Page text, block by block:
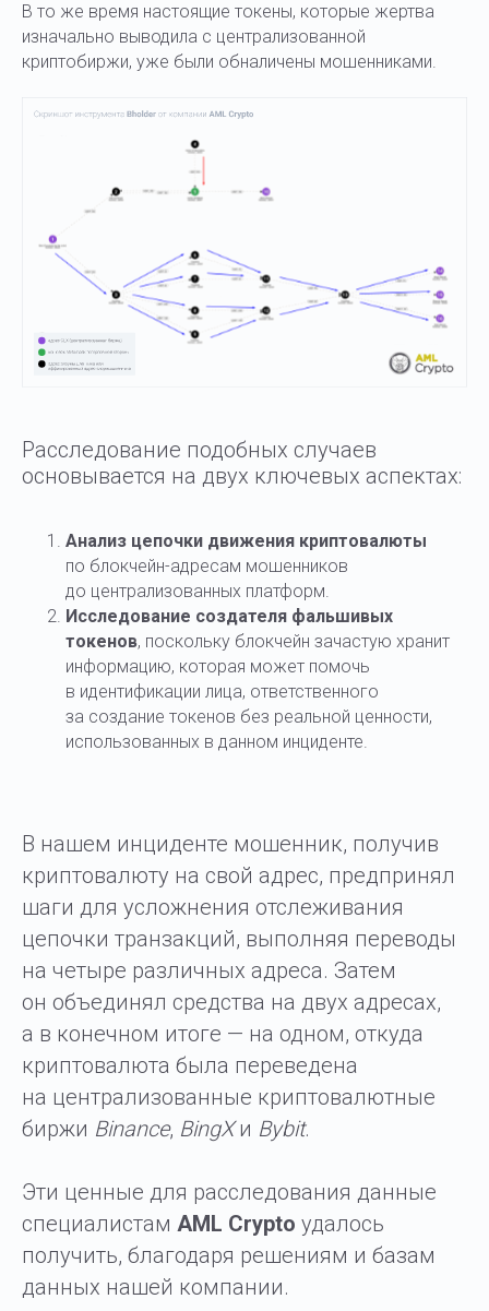
В то же время настоящие токены, которые жертва
изначально выводила с централизованной
криптобиржи, уже были обналичены мошенниками.
Расследование подобных случаев
основывается на двух ключевых аспектах:
Анализ цепочки движения криптовалюты
по блокчейн-адресам мошенников
до централизованных платформ.
Исследование создателя фальшивых
токенов, поскольку блокчейн зачастую хранит
информацию, которая может помочь
в идентификации лица, ответственного
за создание токенов без реальной ценности,
использованных в данном инциденте.
В нашем инциденте мошенник, получив
криптовалюту на свой адрес, предпринял
шаги для усложнения отслеживания
цепочки транзакций, выполняя переводы
на четыре различных адреса. Затем
он объединял средства на двух адресах,
а в конечном итоге — на одном, откуда
криптовалюта была переведена
на централизованные криптовалютные
биржи Binance, BingXи Bybit.
Эти ценные для расследования данные
специалистам AML Crypto удалось
получить, благодаря решениям и базам
данных нашей компании.